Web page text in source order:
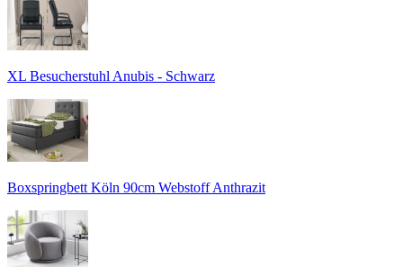
XL Besucherstuhl Anubis - Schwarz
Boxspringbett Köln 90cm Webstoff Anthrazit